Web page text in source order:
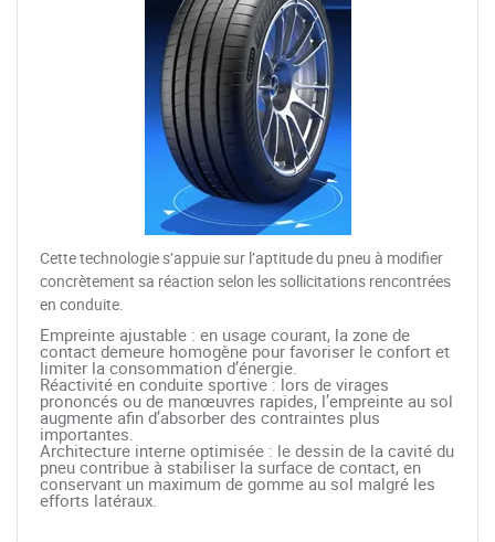
Cette technologie s’appuie sur l’aptitude du pneu à modifier
concrètement sa réaction selon les sollicitations rencontrées
en conduite.
Empreinte ajustable : en usage courant, la zone de
contact demeure homogène pour favoriser le confort et
limiter la consommation d’énergie.
Réactivité en conduite sportive : lors de virages
prononcés ou de manœuvres rapides, l’empreinte au sol
augmente afin d’absorber des contraintes plus
importantes.
Architecture interne optimisée : le dessin de la cavité du
pneu contribue à stabiliser la surface de contact, en
conservant un maximum de gomme au sol malgré les
efforts latéraux.